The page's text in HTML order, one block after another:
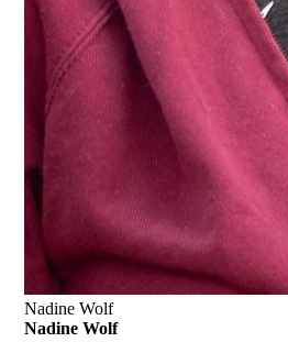
Nadine Wolf
Nadine Wolf